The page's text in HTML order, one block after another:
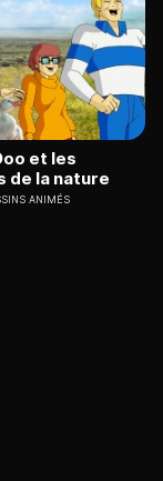
et les
de la nature
ANIMÉS